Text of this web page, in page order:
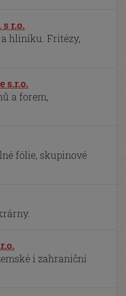
s r.o.
hliníku. Fritézy,
s.r.o.
a forem,
fólie, skupinové
i zahraniční